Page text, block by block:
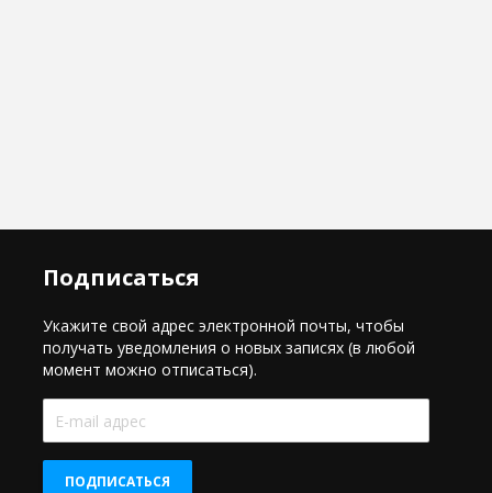
Подписаться
Укажите свой адрес электронной почты, чтобы
получать уведомления о новых записях (в любой
момент можно отписаться).
mail
ПОДПИСАТЬСЯ